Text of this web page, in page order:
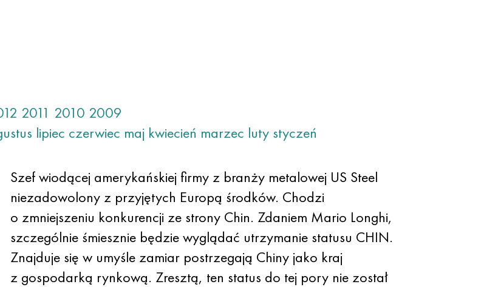
2011 2010 2009
lipiec czerwiec maj kwiecień marzec luty styczeń
Szef wiodącej amerykańskiej firmy z branży metalowej US Steel
niezadowolony z przyjętych Europą środków. Chodzi
o zmniejszeniu konkurencji ze strony Chin. Zdaniem Mario Longhi,
szczególnie śmiesznie będzie wyglądać utrzymanie statusu CHIN.
Znajduje się w umyśle zamiar postrzegają Chiny jako kraj
z gospodarką rynkową. Zresztą, ten status do tej pory nie został